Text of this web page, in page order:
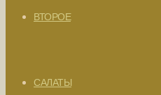
ВТОРОЕ
САЛАТЫ